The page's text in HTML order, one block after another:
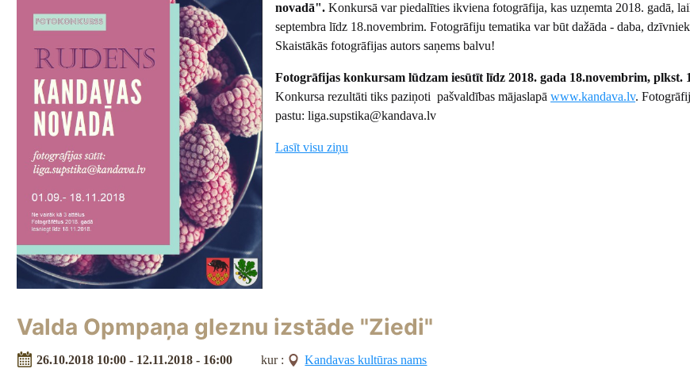
novadā". Konkursā var piedalīties ikviena fotogrāfija, kas uzņemta 2018. gadā,
septembra līdz 18.novembrim. Fotogrāfiju tematika var būt dažāda - daba,
Skaistākās fotogrāfijas autors saņems balvu!
Fotogrāfijas konkursam lūdzam iesūtīt līdz 2018. gada 18.novembrim, plkst.
Konkursa rezultāti tiks paziņoti pašvaldības mājaslapāwww.kandava.lv.
pastu: liga.supstika@kandava.lv
Lasīt visu ziņu
Valda Opmpaņa gleznu izstāde "Ziedi"
26.10.2018 10:00 - 12.11.2018 - 16:00 kur : Kandavas kultūras nams